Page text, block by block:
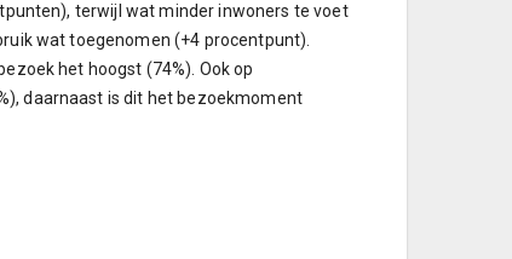
terwijl wat minder inwoners te voet
wat toegenomen (+4 procentpunt).
het hoogst (74%). Ook op
daarnaast is dit het bezoekmoment